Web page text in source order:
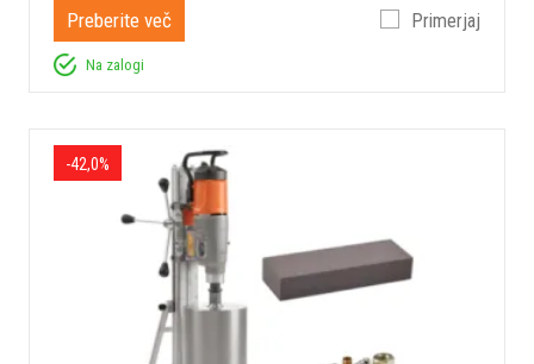
Preberite več Primerjaj
Na zalogi
-42,0%